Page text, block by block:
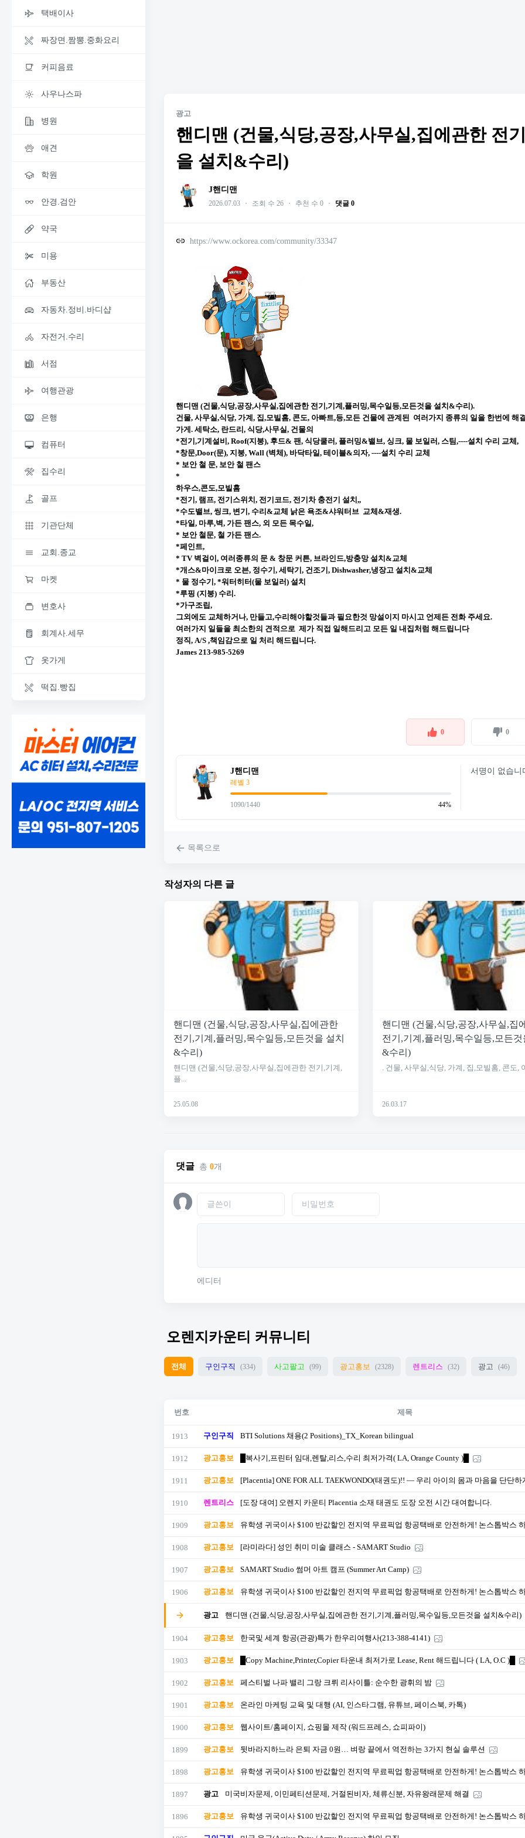
택배이사
짜장면.짬뽕.중화요리
커피음료
사우나스파
병원
애견
학원
안경.검안
약국
미용
부동산
자동차.정비.바디샵
자전거.수리
서점
여행관광
은행
컴퓨터
집수리
골프
기관단체
교회.종교
마켓
변호사
회계사.세무
옷가게
떡집.빵집
광고
핸디맨 (건물,식당,공장,사무실,집에관한 전
을 설치&수리)
J핸디맨
2026.07.03 ・ 조회 수 26 ・ 추천 수 0 ・ 댓글 0
https://www.ockorea.com/community/33347
핸디맨 (건물,식당,공장,사무실,집에관한 전기,기계,플러밍,목수일등,모든것을 설치&수리).
건물, 사무실,식당, 가계, 집,모빌홈, 콘도, 아빠트,등,모든 건물에 관계된 여러가지 종류의 일을 한번에 해
가게. 세탁소, 란드리, 식당,사무실, 건물의
*전기,기계설비, Roof(지붕), 후드& 팬, 식당쿨러, 플러밍&밸브, 싱크, 물 보일러, 스팀,----설치 수리 교체,
*창문,Door(문), 지붕, Wall (벽체), 바닥타일, 테이블&의자, ----설치 수리 교체
* 보안 철 문, 보안 철 팬스
*
하우스,콘도,모빌홈
*전기, 램프, 전기스위치, 전기코드, 전기차 충전기 설치,,
*수도밸브, 씽크, 변기, 수리&교체 낡은 욕조&샤워터브 교체&재생.
*타일, 마루,벽, 가든 팬스, 외 모든 목수일,
* 보안 철문, 철 가든 팬스.
*페인트,
* TV 벽걸이, 여러종류의 문 & 창문 커튼, 브라인드,방충망 설치&교체
*개스&마이크로 오븐, 정수기, 세탁기, 건조기, Dishwasher,냉장고 설치&교체
* 물 정수기, *워터히터(물 보일러) 설치
*루핑 (지붕) 수리.
*가구조립,
그외에도 교체하거나, 만들고,수리해야할것들과 필요한것 망설이지 마시고 언제든 전화 주세요.
여러가지 일들을 최소한의 견적으로 제가 직접 일해드리고 모든 일 내집처럼 해드립니다
정직, A/S ,책임감으로 일 처리 해드립니다.
James 213-985-5269
0 0
J핸디맨
레벨 3
1090/1440 44%
서명이 없습니
목록으로
작성자의 다른 글
핸디맨 (건물,식당,공장,사무실,집에관한
전기,기계,플러밍,목수일등,모든것을 설치
&수리)
핸디맨 (건물,식당,공장,사무실,집에관한 전기,기계,
플...
25.05.08
핸디맨 (건물,식당,공장,사무실,집
전기,기계,플러밍,목수일등,모든것
&수리)
. 건물, 사무실,식당, 가계, 집,모빌홈, 콘도,
26.03.17
댓글 총 0개
에디터
오렌지카운티 커뮤니티
전체 구인구직 (334) 사고팔고 (99) 광고홍보 (2328) 렌트리스 (32) 광고 (46)
번호 제목
1913 구인구직 BTI Solutions 채용(2 Positions)_TX_Korean bilingual
1912 광고홍보 █복사기,프린터 임대,렌탈,리스,수리 최저가격( LA, Orange County )█
1911 광고홍보 [Placentia] ONE FOR ALL TAEKWONDO(태권도)!! — 우리 아이의 몸과 마음을 단단하
1910 렌트리스 [도장 대여] 오렌지 카운티 Placentia 소재 태권도 도장 오전 시간 대여합니다.
1909 광고홍보 유학생 귀국이사 $100 반값할인 전지역 무료픽업 항공택배로 안전하게! 논스톱박스
1908 광고홍보 [라미라다] 성인 취미 미술 클래스 - SAMART Studio
1907 광고홍보 SAMART Studio 썸머 아트 캠프 (Summer Art Camp)
1906 광고홍보 유학생 귀국이사 $100 반값할인 전지역 무료픽업 항공택배로 안전하게! 논스톱박스
광고 핸디맨 (건물,식당,공장,사무실,집에관한 전기,기계,플러밍,목수일등,모든것을 설치&수리)
1904 광고홍보 한국및 세계 항공(관광)특가 한우리여행사(213-388-4141)
1903 광고홍보 █Copy Machine,Printer,Copier 타운내 최저가로 Lease, Rent 해드립니다 ( LA, O.C )█
1902 광고홍보 페스티벌 나파 밸리 그랑 크뤼 리사이틀: 순수한 광휘의 밤
1901 광고홍보 온라인 마케팅 교육 및 대행 (AI, 인스타그램, 유튜브, 페이스북, 카톡)
1900 광고홍보 웹사이트/홈페이지, 쇼핑몰 제작 (워드프레스, 쇼피파이)
1899 광고홍보 뒷바라지하느라 은퇴 자금 0원… 벼랑 끝에서 역전하는 3가지 현실 솔루션
1898 광고홍보 유학생 귀국이사 $100 반값할인 전지역 무료픽업 항공택배로 안전하게! 논스톱박스
1897 광고 미국비자문제, 이민페티션문제, 거절된비자, 체류신분, 자유왕래문제 해결
1896 광고홍보 유학생 귀국이사 $100 반값할인 전지역 무료픽업 항공택배로 안전하게! 논스톱박스